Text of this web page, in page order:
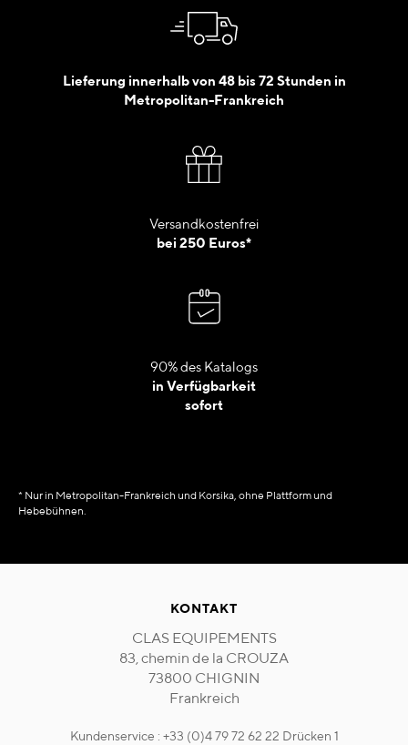
Lieferung innerhalb von 48 bis 72 Stunden in
Metropolitan-Frankreich
Versandkostenfrei
bei 250 Euros*
90% des Katalogs
in Verfügbarkeit
sofort
* Nur in Metropolitan-Frankreich und Korsika, ohne Plattform und
Hebebühnen.
KONTAKT
CLAS EQUIPEMENTS
83, chemin de la CROUZA
73800 CHIGNIN
Frankreich
Kundenservice : +33 (0)4 79 72 62 22 Drücken 1